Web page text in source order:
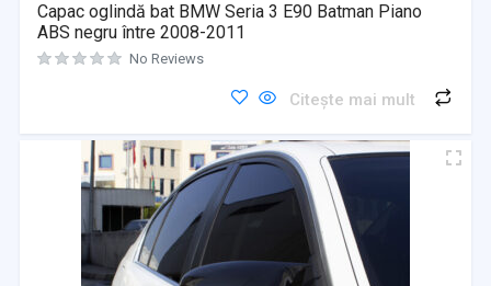
Capac oglindă bat BMW Seria 3 E90 Batman Piano
ABS negru între 2008-2011
No Reviews
Citește mai mult